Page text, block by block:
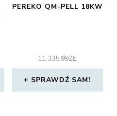
PEREKO QM-PELL 18KW
11 335,99ZŁ
SPRAWDŹ SAM!